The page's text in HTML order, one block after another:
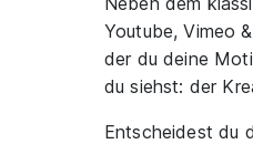
Youtube, Vimeo
der du deine
du siehst: der
Entscheidest du